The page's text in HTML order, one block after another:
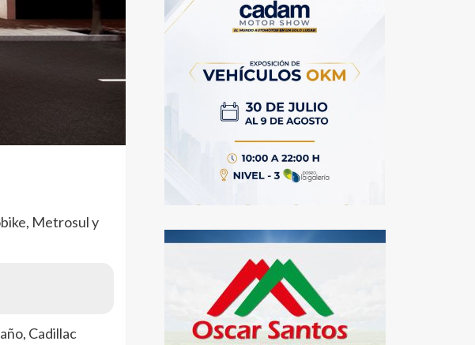
Metrosul y
Cadillac